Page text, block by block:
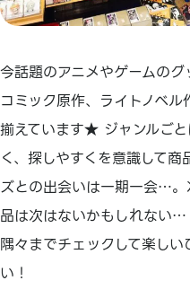
今話題のアニメやゲームの
コミック原作、ライトノベ
揃えています★ ジャンルご
く、探しやすくを意識して
ズとの出会いは一期一会…
品は次はないかもしれない
隅々までチェックして楽し
い！